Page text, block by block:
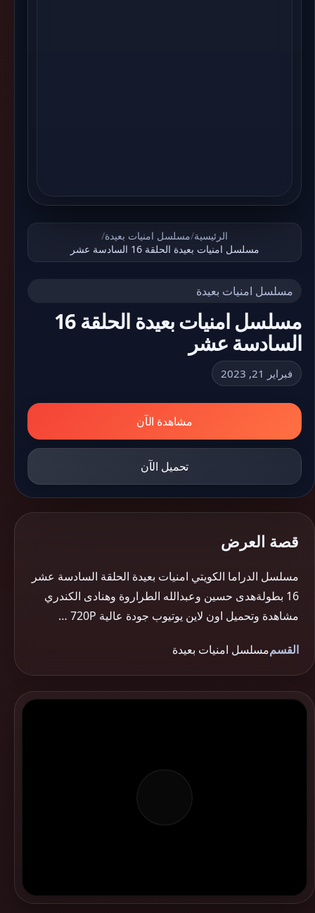
الرئيسية/مسلسل امنيات بعيدة/
مسلسل امنيات بعيدة الحلقة 16 السادسة عشر
مسلسل امنيات بعيدة
مسلسل امنيات بعيدة الحلقة 16
السادسة عشر
فبراير 21, 2023
مشاهدة الآن
تحميل الآن
قصة العرض
مسلسل الدراما الكويتي امنيات بعيدة الحلقة السادسة عشر
16 بطولةهدى حسين وعبدالله الطراروة وهنادى الكندري
مشاهدة وتحميل اون لاين يوتيوب جودة عالية 720P …
القسممسلسل امنيات بعيدة